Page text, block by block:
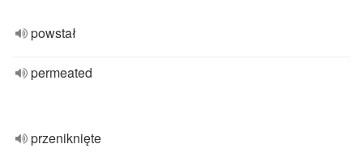
powstał
permeated
przeniknięte